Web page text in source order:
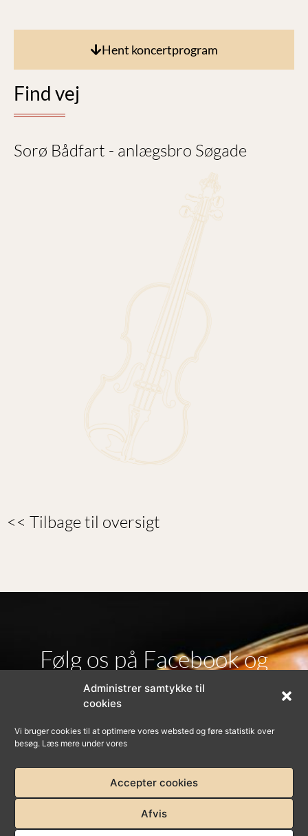
Administrer samtykke til
cookies
Vi bruger cookies til at optimere vores websted og føre statistik over
besøg. Læs mere under vores
Accepter cookies
Afvis
Vokaler på søen
Emil Lykke
Hent koncertprogram
Find vej
Sorø Bådfart - anlægsbro Søgade
<< Tilbage til oversigt
Følg os på Facebook og
Instagram
–